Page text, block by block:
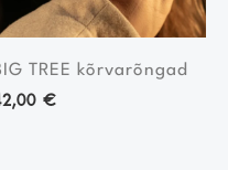
TREE kõrvarõngad
€